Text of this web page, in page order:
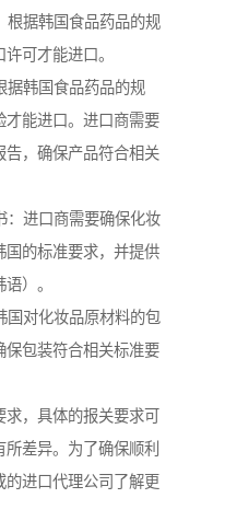
根据韩国食品药品的规
可才能进口。
据韩国食品药品的规
才能进口。进口商需要
告，确保产品符合相关
：进口商需要确保化妆
国的标准要求，并提供
）。
国对化妆品原材料的包
保包装符合相关标准要
，具体的报关要求可
差异。为了确保顺利
进口代理公司了解更